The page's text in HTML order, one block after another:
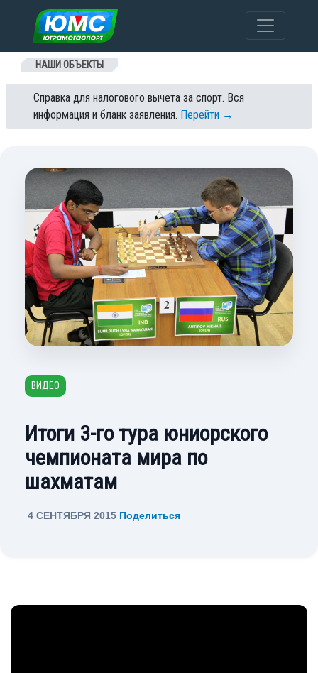
Перейти к содержанию
НАШИ ОБЪЕКТЫ
Справка для налогового вычета за спорт. Вся
информация и бланк заявления. Перейти →
ВИДЕО
Итоги 3-го тура юниорского
чемпионата мира по
шахматам
4 СЕНТЯБРЯ 2015 Поделиться